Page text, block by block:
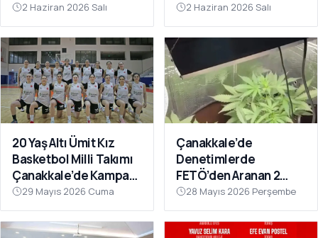
Masaya Yatırıldı
2 Haziran 2026 Salı
Definecilerin Hedefi
Oldu
2 Haziran 2026 Salı
20 Yaş Altı Ümit Kız
Basketbol Milli Takımı
Çanakkale’de Kampa
Girdi
29 Mayıs 2026 Cuma
Çanakkale’de
Denetimlerde
FETÖ’den Aranan 2
Firari Hükümlü
Yakalandı
28 Mayıs 2026 Perşembe